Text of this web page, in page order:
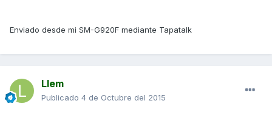
Enviado desde mi SM-G920F mediante Tapatalk
Llem
Publicado 4 de Octubre del 2015